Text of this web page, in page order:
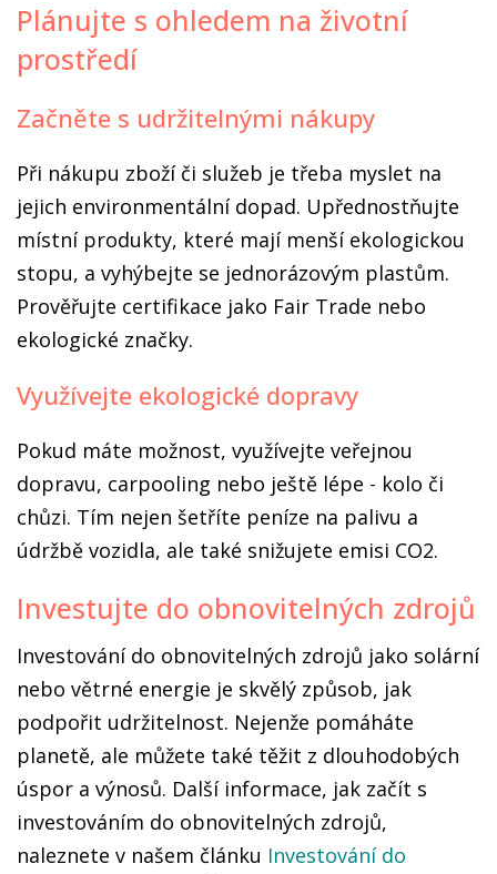
Plánujte s ohledem na životní
prostředí
Začněte s udržitelnými nákupy
Při nákupu zboží či služeb je třeba myslet na
jejich environmentální dopad. Upřednostňujte
místní produkty, které mají menší ekologickou
stopu, a vyhýbejte se jednorázovým plastům.
Prověřujte certifikace jako Fair Trade nebo
ekologické značky.
Využívejte ekologické dopravy
Pokud máte možnost, využívejte veřejnou
dopravu, carpooling nebo ještě lépe - kolo či
chůzi. Tím nejen šetříte peníze na palivu a
údržbě vozidla, ale také snižujete emisi CO2.
Investujte do obnovitelných zdrojů
Investování do obnovitelných zdrojů jako solární
nebo větrné energie je skvělý způsob, jak
podpořit udržitelnost. Nejenže pomáháte
planetě, ale můžete také těžit z dlouhodobých
úspor a výnosů. Další informace, jak začít s
investováním do obnovitelných zdrojů,
naleznete v našem článku Investování do